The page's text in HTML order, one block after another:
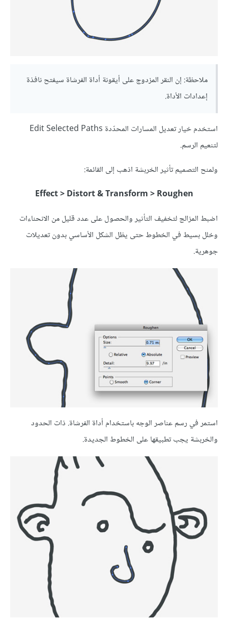
ملاحظة: إن النقر المزدوج على أيقونة أداة الفرشاة سيفتح نافذة
إعدادات الأداة.
استخدم خيار تعديل المسارات المحدّدة Edit Selected Paths
لتنعيم الرسم.
ولمنح التصميم تأثير الخربشة اذهب إلى القائمة:
Effect > Distort & Transform > Roughen
اضبط المزالج لتخفيف التأثير والحصول على عدد قليل من الانحناءات
وخلل بسيط في الخطوط حتى يظل الشكل الأساسي بدون تعديلات
جوهرية.
استمر في رسم عناصر الوجه باستخدام أداة الفرشاة. ذات الحدود
والخربشة يجب تطبيقها على الخطوط الجديدة.